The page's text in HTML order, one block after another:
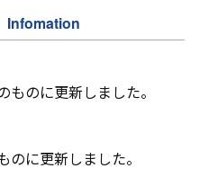
Infomation
ものに更新しました。
のに更新しました。